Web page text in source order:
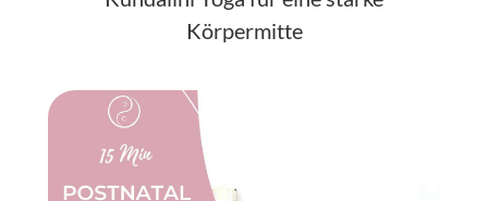
Körpermitte